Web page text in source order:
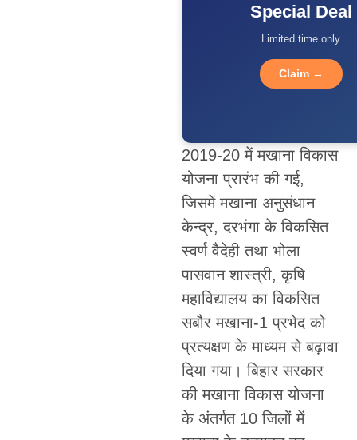
Special Deal
Limited time only
Claim →
2019-20 में मखाना विकास
योजना प्रारंभ की गई,
जिसमें मखाना अनुसंधान
केन्द्र, दरभंगा के विकसित
स्वर्ण वैदेही तथा भोला
पासवान शास्त्री, कृषि
महाविद्यालय का विकसित
सबौर मखाना-1 प्रभेद को
प्रत्यक्षण के माध्यम से बढ़ावा
दिया गया। बिहार सरकार
की मखाना विकास योजना
के अंतर्गत 10 जिलों में